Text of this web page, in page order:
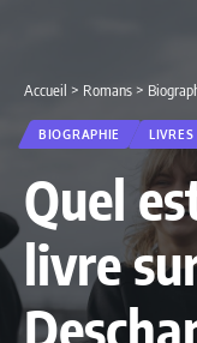
Accueil > Romans >
BIOGRAPHIE LIVRES
Quel
livre